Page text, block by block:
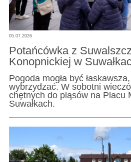
05.07.2026
Potańcówka z
Konopnickiej w
Pogoda mogła być
wybrzydzać. W sobotni
chętnych do pląsów na Placu
Suwałkach.